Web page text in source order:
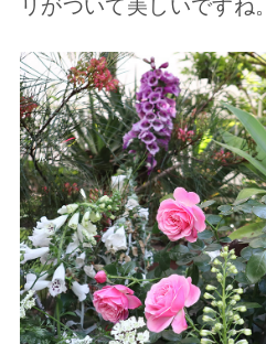
リがついて美しいですね。